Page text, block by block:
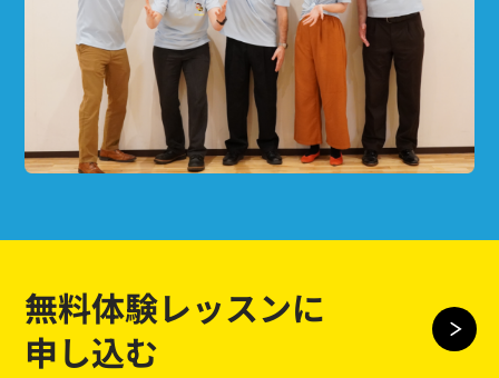
無料体験レッスンに
申し込む